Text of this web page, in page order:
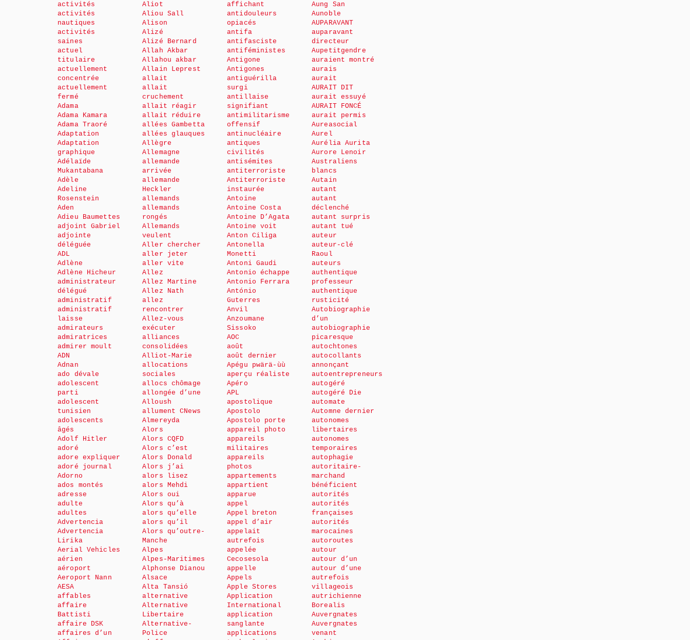
activités
activités
nautiques
activités
saines
actuel
titulaire
actuellement
concentrée
actuellement
fermé
Adama
Adama Kamara
Adama Traoré
Adaptation
Adaptation
graphique
Adélaïde
Mukantabana
Adèle
Adeline
Rosenstein
Aden
Adieu Baumettes
adjoint Gabriel
adjointe
déléguée
ADL
Adlène
Adlène Hicheur
administrateur
délégué
administratif
administratif
laisse
admirateurs
admiratrices
admirer moult
ADN
Adnan
ado dévale
adolescent
parti
adolescent
tunisien
adolescents
âgés
Adolf Hitler
adoré
adore expliquer
adoré journal
Adorno
ados montés
adresse
adulte
adultes
Advertencia
Advertencia
Lirika
Aerial Vehicles
aérien
aéroport
Aeroport Nann
AESA
affables
affaire
Battisti
affaire DSK
affaires d’un
Aliot
Aliou Sall
Alison
Alizé
Alizé Bernard
Allah Akbar
Allahou akbar
Allain Leprest
allait
allait
cruchement
allait réagir
allait réduire
allées Gambetta
allées glauques
Allègre
Allemagne
allemande
arrivée
allemande
Heckler
allemands
allemands
rongés
Allemands
veulent
Aller chercher
aller jeter
aller vite
Allez
Allez Martine
Allez Nath
allez
rencontrer
Allez-vous
exécuter
alliances
consolidées
Alliot-Marie
allocations
sociales
allocs chômage
allongée d’une
Alloush
allument CNews
Almereyda
Alors
Alors CQFD
Alors c’est
Alors Donald
Alors j’ai
alors lisez
alors Mehdi
Alors oui
Alors qu’à
alors qu’elle
alors qu’il
Alors qu’outre-
Manche
Alpes
Alpes-Maritimes
Alphonse Dianou
Alsace
Alta Tansió
alternative
Alternative
Libertaire
Alternative-
Police
affichant
antidouleurs
opiacés
antifa
antifasciste
antiféministes
Antigone
Antigones
antiguérilla
surgi
antillaise
signifiant
antimilitarisme
offensif
antinucléaire
antiques
civilités
antisémites
antiterroriste
Antiterroriste
instaurée
Antoine
Antoine Costa
Antoine D’Agata
Antoine voit
Anton Ciliga
Antonella
Monetti
Antoni Gaudi
Antonio échappe
Antonio Ferrara
António
Guterres
Anvil
Anzoumane
Sissoko
AOC
août
août dernier
Apégu pwärä-ùù
aperçu réaliste
Apéro
APL
apostolique
Apostolo
Apostolo porte
appareil photo
appareils
militaires
appareils
photos
appartements
appartient
apparue
appel
Appel breton
appel d’air
appelait
autrefois
appelée
Cecosesola
appelle
Appels
Apple Stores
Application
International
application
sanglante
applications
Aung San
Aunoble
AUPARAVANT
auparavant
directeur
Aupetitgendre
auraient montré
aurais
aurait
AURAIT DIT
aurait essuyé
AURAIT FONCÉ
aurait permis
Aureasocial
Aurel
Aurélia Aurita
Aurore Lenoir
Australiens
blancs
Autain
autant
autant
déclenché
autant surpris
autant tué
auteur
auteur-clé
Raoul
auteurs
authentique
professeur
authentique
rusticité
Autobiographie
d’un
autobiographie
picaresque
autochtones
autocollants
annonçant
autoentrepreneurs
autogéré
autogéré Die
automate
Automne dernier
autonomes
libertaires
autonomes
temporaires
autophagie
autoritaire-
marchand
bénéficient
autorités
autorités
françaises
autorités
marocaines
autoroutes
autour
autour d’un
autour d’une
autrefois
villageois
autrichienne
Borealis
Auvergnates
Auvergnates
venant